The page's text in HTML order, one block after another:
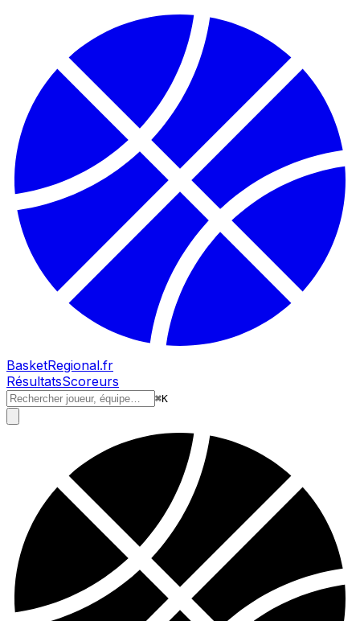
BasketRegional.fr
RésultatsScoreurs
⌘K